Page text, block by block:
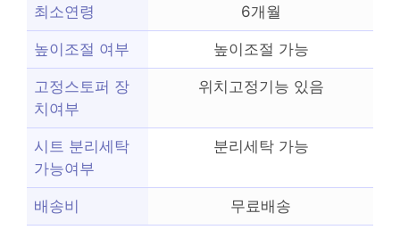
최소연령 6개월
높이조절 여부 높이조절 가능
고정스토퍼 장
치여부
위치고정기능 있음
시트 분리세탁
가능여부
분리세탁 가능
배송비 무료배송